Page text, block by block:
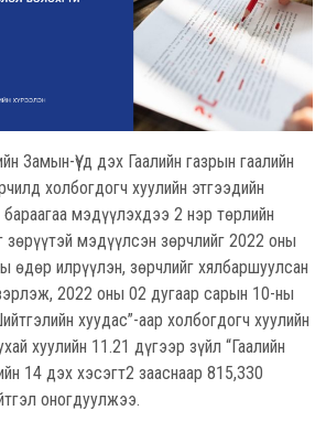
Үүд дэх Гаалийн газрын гаалийн
холбогдогч хуулийн этгээдийн
бараагаа мэдүүлэхдээ 2 нэр төрлийн
мэдүүлсэн зөрчлийг 2022 оны
өдөр илрүүлэн, зөрчлийг хялбаршуулсан
2022 оны 02 дугаар сарын 10-ны
хуудас”-аар холбогдогч хуулийн
хуулийн 11.21 дүгээр зүйл “Гаалийн
14 дэх хэсэгт2 зааснаар 815,330
оногдуулжээ.